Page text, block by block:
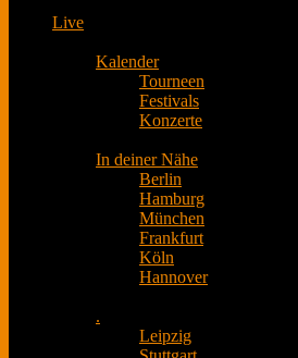
Live
Kalender
Tourneen
Festivals
Konzerte
In deiner Nähe
Berlin
Hamburg
München
Frankfurt
Köln
Hannover
.
Leipzig